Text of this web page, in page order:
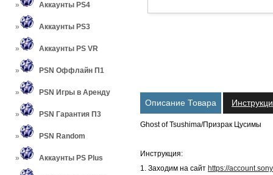
Аккаунты PS4
Аккаунты PS3
Аккаунты PS VR
PSN Оффлайн П1
PSN Игры в Аренду
PSN Гарантия П3
PSN Random
Аккаунты PS Plus
Описание Товара
Ghost of Tsushima/Призрак Цусимы
Инструкция:
1. Заходим на сайт https://